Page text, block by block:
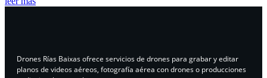
Drones Rías Baixas ofrece servicios de drones para grabar y editar
planos de videos aéreos, fotografía aérea con drones o producciones